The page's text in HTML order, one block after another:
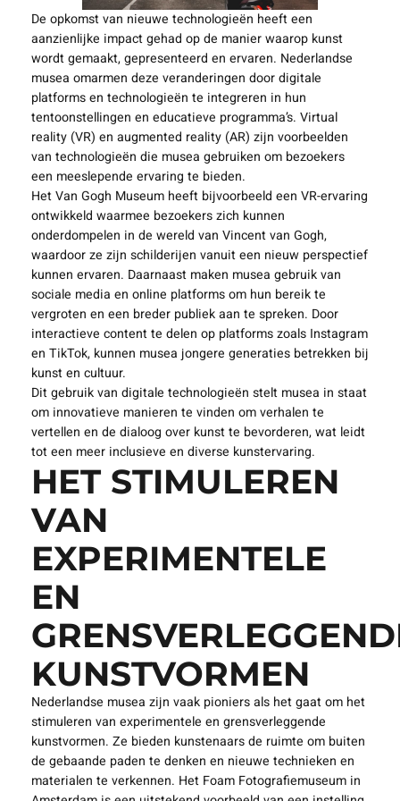
De opkomst van nieuwe technologieën heeft een
aanzienlijke impact gehad op de manier waarop kunst
wordt gemaakt, gepresenteerd en ervaren. Nederlandse
musea omarmen deze veranderingen door digitale
platforms en technologieën te integreren in hun
tentoonstellingen en educatieve programma’s. Virtual
reality (VR) en augmented reality (AR) zijn voorbeelden
van technologieën die musea gebruiken om bezoekers
een meeslepende ervaring te bieden.
Het Van Gogh Museum heeft bijvoorbeeld een VR-ervaring
ontwikkeld waarmee bezoekers zich kunnen
onderdompelen in de wereld van Vincent van Gogh,
waardoor ze zijn schilderijen vanuit een nieuw perspectief
kunnen ervaren. Daarnaast maken musea gebruik van
sociale media en online platforms om hun bereik te
vergroten en een breder publiek aan te spreken. Door
interactieve content te delen op platforms zoals Instagram
en TikTok, kunnen musea jongere generaties betrekken bij
kunst en cultuur.
Dit gebruik van digitale technologieën stelt musea in staat
om innovatieve manieren te vinden om verhalen te
vertellen en de dialoog over kunst te bevorderen, wat leidt
tot een meer inclusieve en diverse kunstervaring.
HET STIMULEREN
VAN
EXPERIMENTELE
EN
KUNSTVORMEN
Nederlandse musea zijn vaak pioniers als het gaat om het
stimuleren van experimentele en grensverleggende
kunstvormen. Ze bieden kunstenaars de ruimte om buiten
de gebaande paden te denken en nieuwe technieken en
materialen te verkennen. Het Foam Fotografiemuseum in